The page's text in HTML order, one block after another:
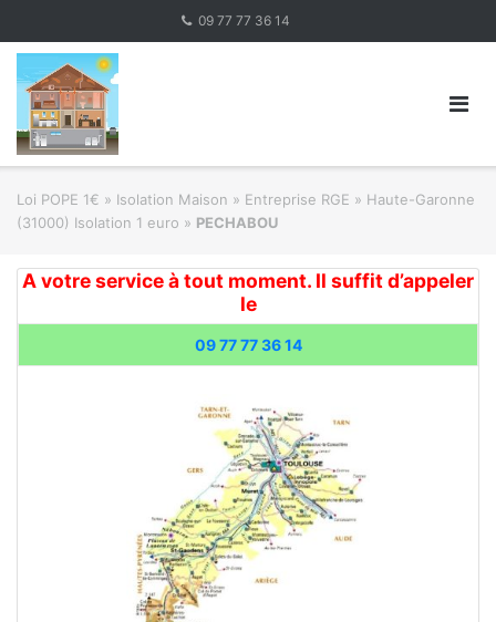
content
09 77 77 36 14
Loi POPE 1€ » Isolation Maison » Entreprise RGE » Haute-Garonne
(31000) Isolation 1 euro » PECHABOU
A votre service à tout moment. Il suffit d’appeler
le
09 77 77 36 14